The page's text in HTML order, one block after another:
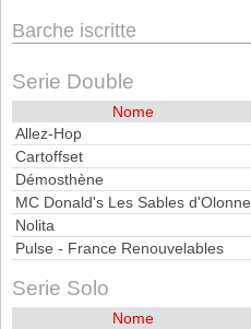
Barche iscritte
Serie Double
Nome
Allez-Hop
Cartoffset
Démosthène
MC Donald's Les Sables d'Olonne
Nolita
Pulse - France Renouvelables
Serie Solo
Nome